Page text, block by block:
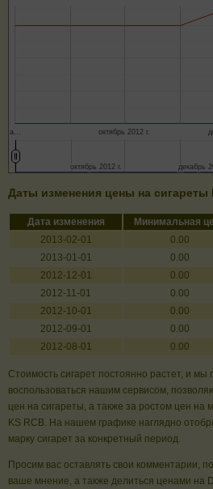
а… октябрь 2012 г.
октябрь 2012 г.
октябрь 2012 г. декабрь
декабрь
Даты изменения цены на сигареты
Дата изменения Минимальная
2013-02-01
0.00
2013-01-01
0.00
2012-12-01
0.00
2012-11-01
0.00
2012-10-01
0.00
2012-09-01
0.00
2012-08-01
0.00
Стоимость сигарет постоянно растет, и мы
воспользоваться нашим сервисом,
цен на сигареты, а также за ростом цен на
KS RCB. На нашем графике наглядно
марку сигарет за конкретный период.
Просим вас оставлять свои комментарии,
ваше мнение, а также делиться ценами на